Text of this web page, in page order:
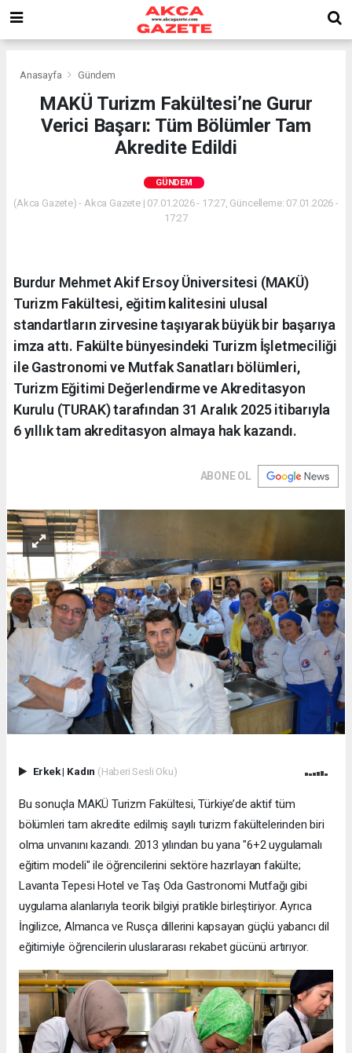
Anasayfa Gündem
MAKÜ Turizm Fakültesi’ne Gurur
Verici Başarı: Tüm Bölümler Tam
Akredite Edildi
GÜNDEM
(Akca Gazete) - Akca Gazete | 07.01.2026 - 17:27, Güncelleme: 07.01.2026 -
17:27
Burdur Mehmet Akif Ersoy Üniversitesi (MAKÜ)
Turizm Fakültesi, eğitim kalitesini ulusal
standartların zirvesine taşıyarak büyük bir başarıya
imza attı. Fakülte bünyesindeki Turizm İşletmeciliği
ile Gastronomi ve Mutfak Sanatları bölümleri,
Turizm Eğitimi Değerlendirme ve Akreditasyon
Kurulu (TURAK) tarafından 31 Aralık 2025 itibarıyla
6 yıllık tam akreditasyon almaya hak kazandı.
ABONE OL
Erkek| Kadın (Haberi Sesli Oku)
Bu sonuçla MAKÜ Turizm Fakültesi, Türkiye’de aktif tüm
bölümleri tam akredite edilmiş sayılı turizm fakültelerinden biri
olma unvanını kazandı. 2013 yılından bu yana "6+2 uygulamalı
eğitim modeli" ile öğrencilerini sektöre hazırlayan fakülte;
Lavanta Tepesi Hotel ve Taş Oda Gastronomi Mutfağı gibi
uygulama alanlarıyla teorik bilgiyi pratikle birleştiriyor. Ayrıca
İngilizce, Almanca ve Rusça dillerini kapsayan güçlü yabancı dil
eğitimiyle öğrencilerin uluslararası rekabet gücünü artırıyor.